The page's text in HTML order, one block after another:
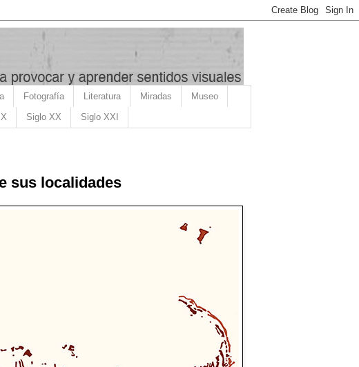
Fotografía Literatura Miradas Museo
Siglo XX Siglo XXI
sus localidades